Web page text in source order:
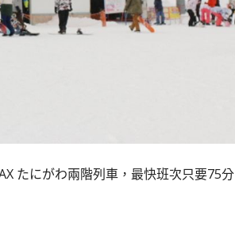
たにがわ兩階列車，最快班次只要75分